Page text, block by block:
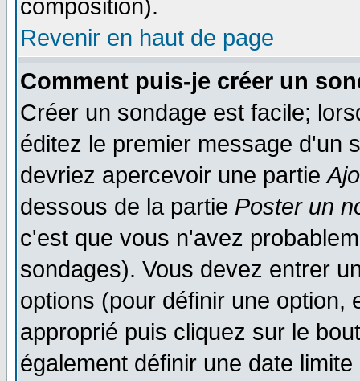
composition).
Revenir en haut de page
Comment puis-je créer un
Créer un sondage est facile;
éditez le premier message d'un
devriez apercevoir une partie
dessous de la partie Poster un
c'est que vous n'avez
sondages). Vous devez entrer
options (pour définir une option,
approprié puis cliquez sur le
également définir une date